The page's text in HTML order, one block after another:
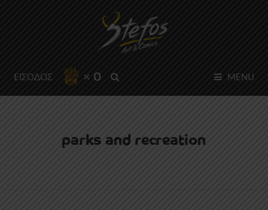
ΕΙΣΟΔΟΣ × 0 MENU
parks and recreation